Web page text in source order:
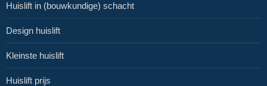
Huislift in (bouwkundige) schacht
Design huislift
Kleinste huislift
Huislift prijs